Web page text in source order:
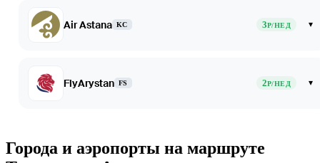
Air Astana KC 3Р/НЕД ▾
FlyArystan FS 2Р/НЕД ▾
Города и аэропорты на маршруте